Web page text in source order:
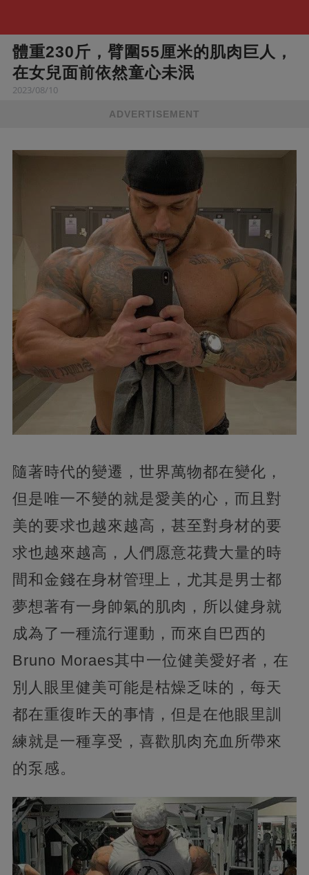
體重230斤，臂圍55厘米的肌肉巨人，
在女兒面前依然童心未泯
2023/08/10
ADVERTISEMENT
隨著時代的變遷，世界萬物都在變化，
但是唯一不變的就是愛美的心，而且對
美的要求也越來越高，甚至對身材的要
求也越來越高，人們愿意花費大量的時
間和金錢在身材管理上，尤其是男士都
夢想著有一身帥氣的肌肉，所以健身就
成為了一種流行運動，而來自巴西的
Bruno Moraes其中一位健美愛好者，在
別人眼里健美可能是枯燥乏味的，每天
都在重復昨天的事情，但是在他眼里訓
練就是一種享受，喜歡肌肉充血所帶來
的泵感。